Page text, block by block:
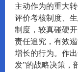
主动作为的重大
评价考核制度、
制度，较真碰硬
责任追究，有效
增长的行为。作
发”的战略决策，